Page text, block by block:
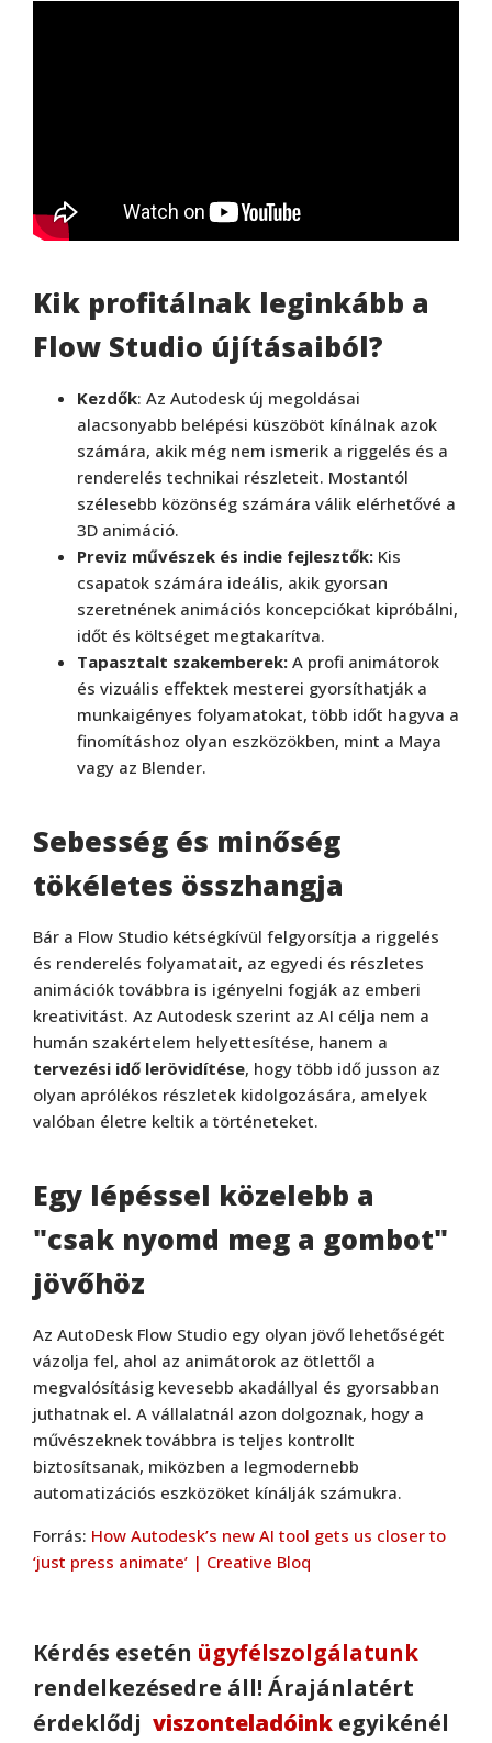
Kik profitálnak leginkább a
Flow Studio újításaiból?
Kezdők: Az Autodesk új megoldásai
alacsonyabb belépési küszöböt kínálnak azok
számára, akik még nem ismerik a riggelés és a
renderelés technikai részleteit. Mostantól
szélesebb közönség számára válik elérhetővé a
3D animáció.
Previz művészek és indie fejlesztők: Kis
csapatok számára ideális, akik gyorsan
szeretnének animációs koncepciókat kipróbálni,
időt és költséget megtakarítva.
Tapasztalt szakemberek: A profi animátorok
és vizuális effektek mesterei gyorsíthatják a
munkaigényes folyamatokat, több időt hagyva a
finomításhoz olyan eszközökben, mint a Maya
vagy az Blender.
Sebesség és minőség
tökéletes összhangja
Bár a Flow Studio kétségkívül felgyorsítja a riggelés
és renderelés folyamatait, az egyedi és részletes
animációk továbbra is igényelni fogják az emberi
kreativitást. Az Autodesk szerint az AI célja nem a
humán szakértelem helyettesítése, hanem a
tervezési idő lerövidítése, hogy több idő jusson az
olyan aprólékos részletek kidolgozására, amelyek
valóban életre keltik a történeteket.
Egy lépéssel közelebb a
"csak nyomd meg a gombot"
jövőhöz
Az AutoDesk Flow Studio egy olyan jövő lehetőségét
vázolja fel, ahol az animátorok az ötlettől a
megvalósításig kevesebb akadállyal és gyorsabban
juthatnak el. A vállalatnál azon dolgoznak, hogy a
művészeknek továbbra is teljes kontrollt
biztosítsanak, miközben a legmodernebb
automatizációs eszközöket kínálják számukra.
Forrás: How Autodesk’s new AI tool gets us closer to
‘just press animate’ | Creative Bloq
Kérdés esetén ügyfélszolgálatunk
rendelkezésedre áll! Árajánlatért
érdeklődj viszonteladóink egyikénél
Autodesk
Autodesk Maya 2024